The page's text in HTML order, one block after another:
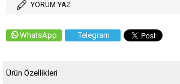
YORUM YAZ
WhatsApp Telegram
Ürün Özellikleri